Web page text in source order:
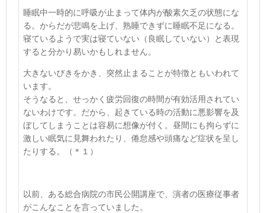
睡眠中一時的に呼吸が止まって体内が酸素欠乏の状態にな
る。からだが悲鳴を上げ、熟睡できずに睡眠不足になる。
寝ているようで実は寝ていない（良眠していない）と表現
すると分かり易いかもしれません。
大きないびきをかき、突然止まることが特徴ともいわれて
います。
そうなると、せっかく疲労回復の時間が有効活用されてい
ないわけです。だから、起きている時の活動に悪影響を及
ぼしてしまうことは容易に想像が付く。昼間にも拘らずに
激しい眠気に見舞われたり、倦怠感や頭痛など症状を呈し
たりする。
（＊１）
以前、ある総合病院の市民公開講座で、演者の医療従事者
がこんなことを言っていました。